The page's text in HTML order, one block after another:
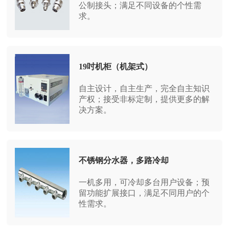
公制接头；满足不同设备的个性需
求。
19吋机柜（机架式）
自主设计，自主生产，完全自主知识
产权；接受非标定制，提供更多的解
决方案。
不锈钢分水器，多路冷却
一机多用，可冷却多台用户设备；预
留功能扩展接口，满足不同用户的个
性需求。